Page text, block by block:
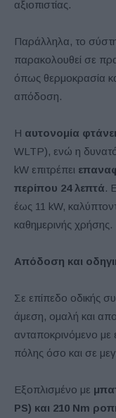
αξιοπιστίας.
Παράλληλα, το
παρακολουθεί σε
όπως θερμοκρασία
απόδοση.
Η αυτονομία
WLTP), ενώ η
kW επιτρέπει
περίπου 24 λεπτά.
έως 11 kW,
καθημερινής χρήσης.
Απόδοση και
Σε επίπεδο οδικής
άμεση, ομαλή και
ανταποκρινόμενο με
πόλης όσο και σε
Εξοπλισμένο με
PS) και 210 Nm